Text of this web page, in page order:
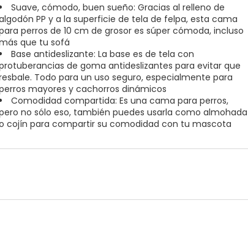
Suave, cómodo, buen sueño: Gracias al relleno de
PP y a la superficie de tela de felpa, esta cama
perros de 10 cm de grosor es súper cómoda, incluso
que tu sofá
Base antideslizante: La base es de tela con
de goma antideslizantes para evitar que
Todo para un uso seguro, especialmente para
mayores y cachorros dinámicos
Comodidad compartida: Es una cama para perros,
no sólo eso, también puedes usarla como almohada
cojín para compartir su comodidad con tu mascota